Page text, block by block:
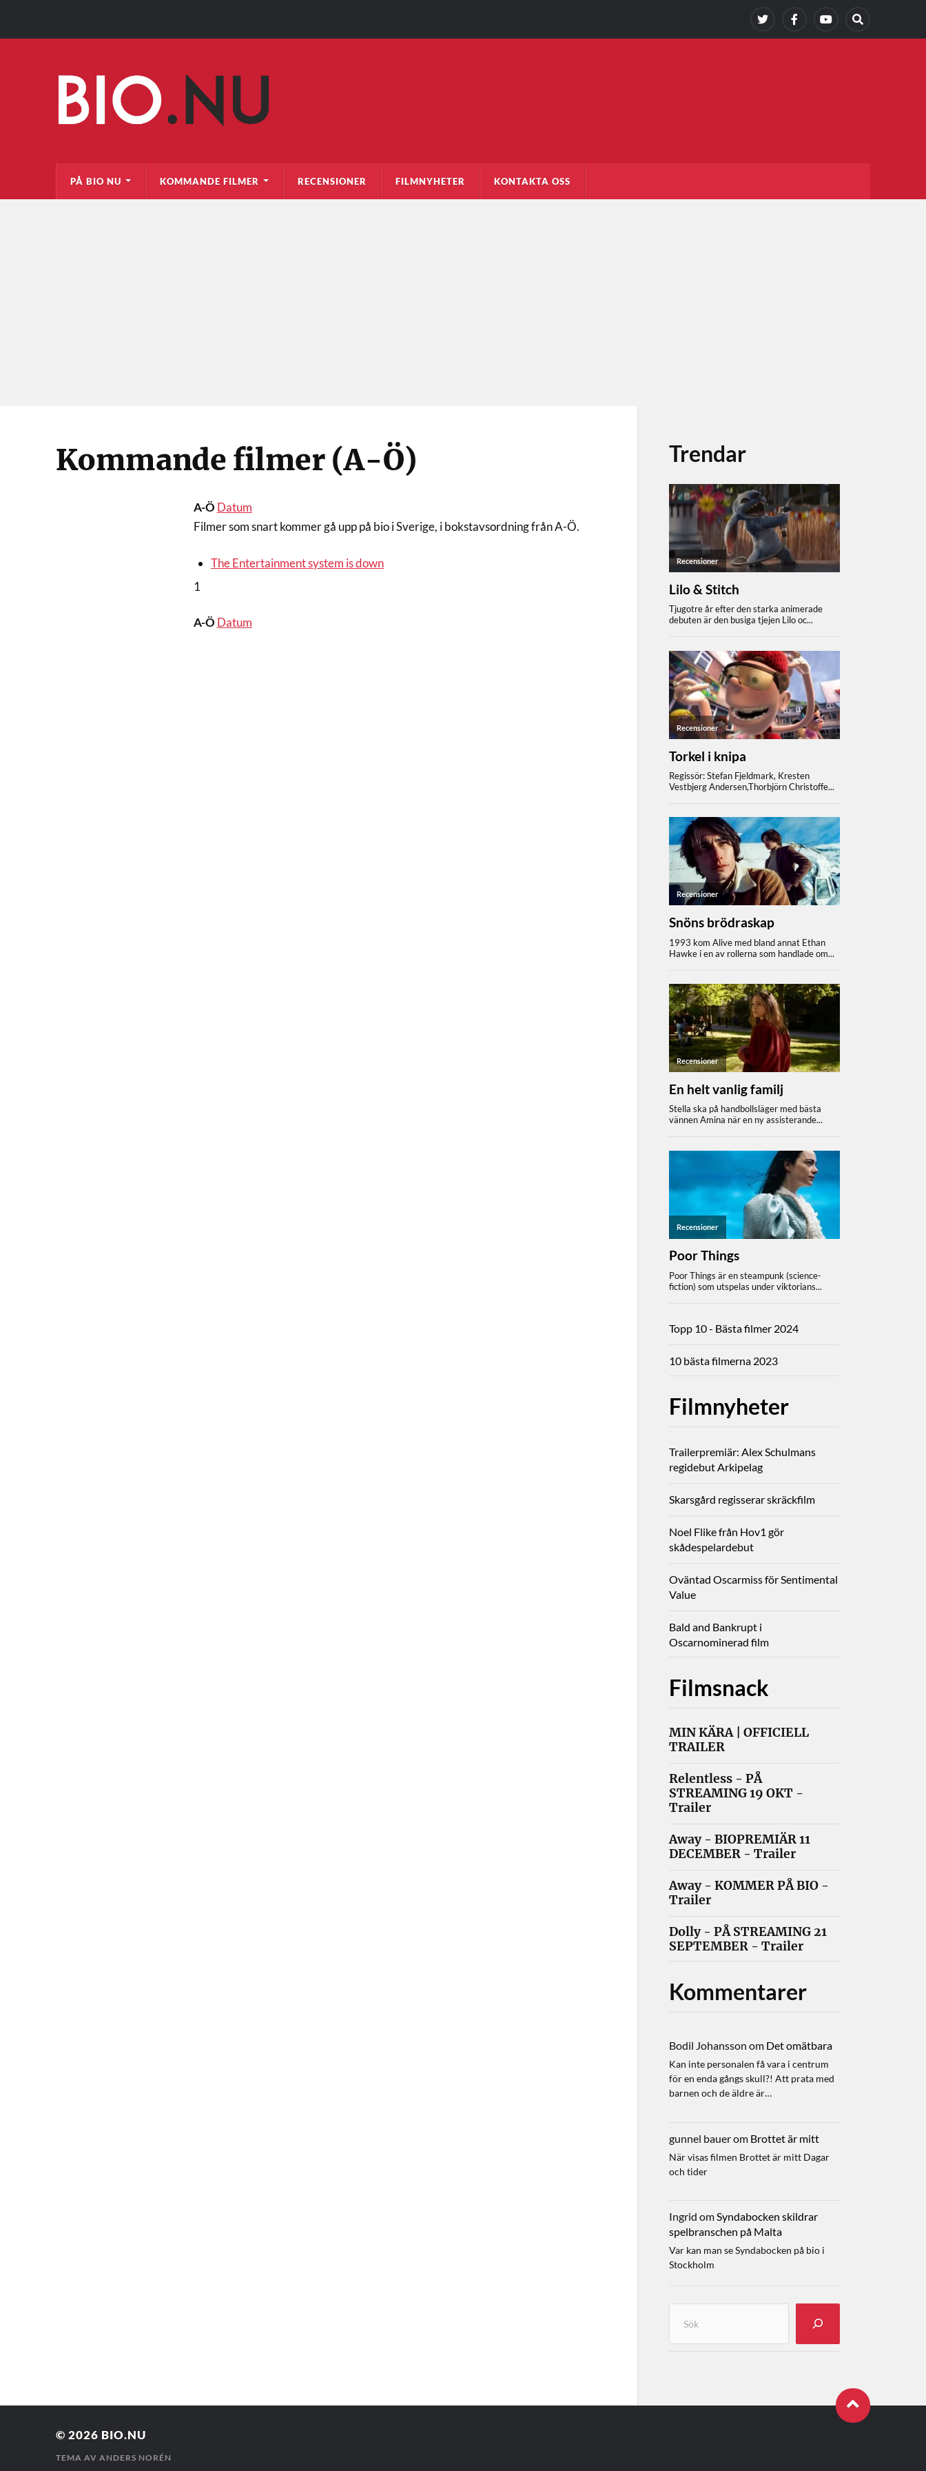
PÅ BIO NU KOMMANDE FILMER RECENSIONER FILMNYHETER KONTAKTA OSS
Kommande filmer (A-Ö)
A-Ö Datum
Filmer som snart kommer gå upp på bio i Sverige, i bokstavsordning från A-Ö.
The Entertainment system is down
1
A-Ö Datum
Trendar
Topp 10 - Bästa filmer 2024
10 bästa filmerna 2023
Filmnyheter
Trailerpremiär: Alex Schulmans
regidebut Arkipelag
Skarsgård regisserar skräckfilm
Noel Flike från Hov1 gör
skådespelardebut
Oväntad Oscarmiss för Sentimental
Value
Bald and Bankrupt i
Oscarnominerad film
Filmsnack
MIN KÄRA | OFFICIELL
TRAILER
Relentless - PÅ
STREAMING 19 OKT -
Trailer
Away - BIOPREMIÄR 11
DECEMBER - Trailer
Away - KOMMER PÅ BIO -
Trailer
Dolly - PÅ STREAMING 21
SEPTEMBER - Trailer
Kommentarer
Bodil Johansson om Det omätbara
Kan inte personalen få vara i centrum
för en enda gångs skull?! Att prata med
barnen och de äldre är…
gunnel bauerom Brottet är mitt
När visas filmen Brottet är mitt Dagar
och tider
Ingrid omSyndabocken skildrar
spelbranschen på Malta
Var kan man se Syndabocken på bio i
Stockholm
© 2026 BIO.NU
TEMA AV ANDERS NORÉN